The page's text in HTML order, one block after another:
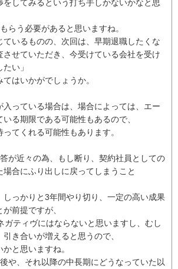
をしてみるという打ち手しかないかなと思
らう必要があると思いますね。
ているものの、次回は、早期退職したくな
させていただき、今受けている会社を受け
い」
はいかがでしょうか。
入っている場合は、場合によっては、エー
る期限である可能性もあるので、
てくれる可能性もあります。
が近々の為、もし断り、契約社員としての
合にふり出しに戻ってしまうこと
しっかりと3年間やり切り、一定の高い成果
前提ですが、
ガティヴにはならないと思いますし、むし
き合いが増えると思うので、
と思いますね。
や、それ以降の中長期にどうなっていた以